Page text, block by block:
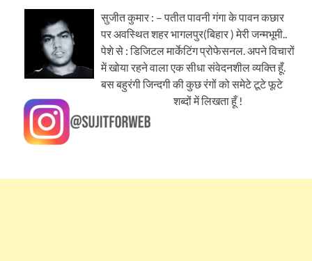
सुजीत कुमार : – पतीत पावनी गंगा के पावन कछार
पर अवस्थित शहर भागलपुर(बिहार ) मेरी जन्मभूमी..
पेशे से : डिजिटल मार्केटिंग प्रोफेसनल. अपने विचारों
में खोया रहने वाला एक सीधा संवेदनशील व्यक्ति हूँ.
बस बहुरंगी जिन्दगी की कुछ रंगों को समेटे टूटे फूटे
शब्दों में लिखता हूँ !